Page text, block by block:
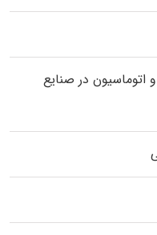
اتوماسیون در صنایع